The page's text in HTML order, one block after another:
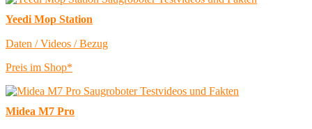
Yeedi Mop Station
Daten / Videos / Bezug
Preis im Shop*
Midea M7 Pro